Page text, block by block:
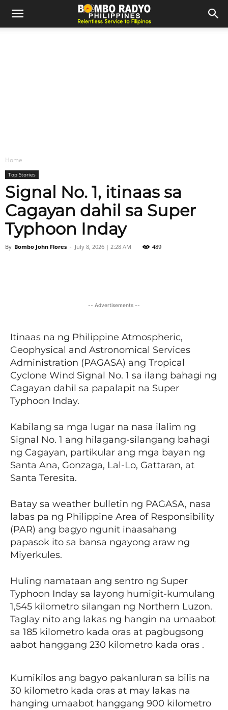
Home
Top Stories
Signal No. 1, itinaas sa
Cagayan dahil sa Super
Typhoon Inday
By Bombo John Flores - July 8, 2026 | 2:28 AM 489
-- Advertisements --
Itinaas na ng Philippine Atmospheric,
Geophysical and Astronomical Services
Administration (PAGASA) ang Tropical
Cyclone Wind Signal No. 1 sa ilang bahagi ng
Cagayan dahil sa papalapit na Super
Typhoon Inday.
Kabilang sa mga lugar na nasa ilalim ng
Signal No. 1 ang hilagang-silangang bahagi
ng Cagayan, partikular ang mga bayan ng
Santa Ana, Gonzaga, Lal-Lo, Gattaran, at
Santa Teresita.
Batay sa weather bulletin ng PAGASA, nasa
labas pa ng Philippine Area of Responsibility
(PAR) ang bagyo ngunit inaasahang
papasok ito sa bansa ngayong araw ng
Miyerkules.
Huling namataan ang sentro ng Super
Typhoon Inday sa layong humigit-kumulang
1,545 kilometro silangan ng Northern Luzon.
Taglay nito ang lakas ng hangin na umaabot
sa 185 kilometro kada oras at pagbugsong
aabot hanggang 230 kilometro kada oras .
Kumikilos ang bagyo pakanluran sa bilis na
30 kilometro kada oras at may lakas na
hanging umaabot hanggang 900 kilometro